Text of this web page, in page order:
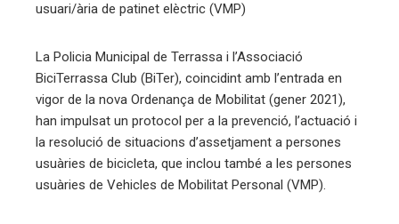
usuari/ària de patinet elèctric (VMP)
La Policia Municipal de Terrassa i l’Associació
BiciTerrassa Club (BiTer), coincidint amb l’entrada en
vigor de la nova Ordenança de Mobilitat (gener 2021),
han impulsat un protocol per a la prevenció, l’actuació i
la resolució de situacions d’assetjament a persones
usuàries de bicicleta, que inclou també a les persones
usuàries de Vehicles de Mobilitat Personal (VMP).